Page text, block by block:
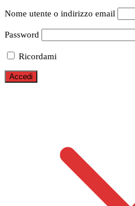
Nome utente o indirizzo email
Password
Ricordami